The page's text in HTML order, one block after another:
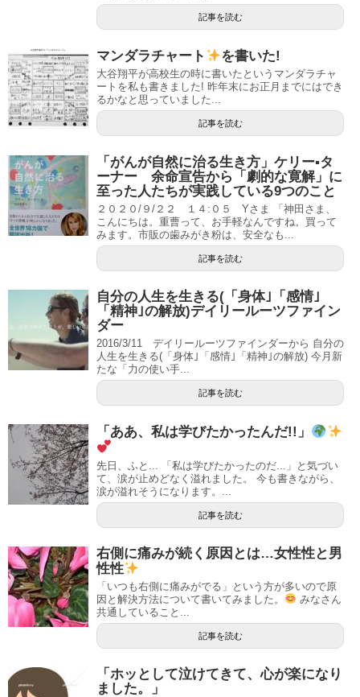
記事を読む
マンダラチャート を書いた!
大谷翔平が高校生の時に書いたというマンダラチャ
ートを私も書きました! 昨年末にお正月までにはでき
るかなと思っていました...
記事を読む
「がんが自然に治る生き方」ケリー▪タ
ーナー 余命宣告から「劇的な寛解」に
至った人たちが実践している9つのこと
２０２０/９/２２ １４:０５ Yさま 「神田さま、
こんにちは。重曹って、お手軽なんですね。買って
みます。市販の歯みがき粉は、安全なも...
記事を読む
自分の人生を生きる(「身体｣「感情｣
「精神｣の解放)デイリールーツファイン
ダー
2016/3/11 デイリールーツファインダーから 自分の
人生を生きる(「身体｣「感情｣「精神｣の解放) 今月新
たな「力の使い手...
記事を読む
「ああ、私は学びたかったんだ!!」
先日、ふと... 「私は学びたかったのだ...」と気づい
て、涙が止めどなく溢れました。 今も書きながら、
涙が溢れそうになります。...
記事を読む
右側に痛みが続く原因とは…女性性と男
性性
「いつも右側に痛みがでる」という方が多いので原
因と解決方法について書いてみました。
みなさん
共通していること...
記事を読む
「ホッとして泣けてきて、心が楽になり
ました。」